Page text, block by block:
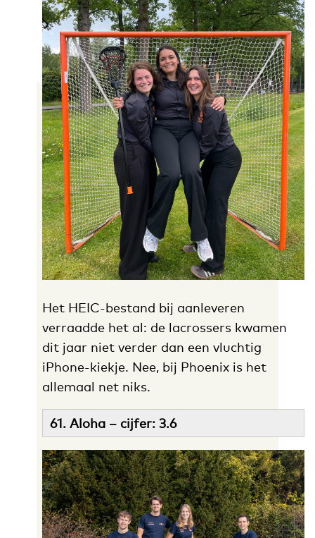
Het HEIC-bestand bij aanleveren
verraadde het al: de lacrossers kwamen
dit jaar niet verder dan een vluchtig
iPhone-kiekje. Nee, bij Phoenix is het
allemaal net niks.
61. Aloha – cijfer: 3.6